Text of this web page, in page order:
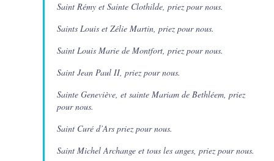
Saint Rémy et Sainte Clothilde, priez pour nous.
Saints Louis et Zélie Martin, priez pour nous.
Saint Louis Marie de Montfort, priez pour nous.
Saint Jean Paul II, priez pour nous.
Sainte Geneviève, et sainte Mariam de Bethléem, priez
pour nous.
Saint Curé d’Ars priez pour nous.
Saint Michel Archange et tous les anges, priez pour nous.